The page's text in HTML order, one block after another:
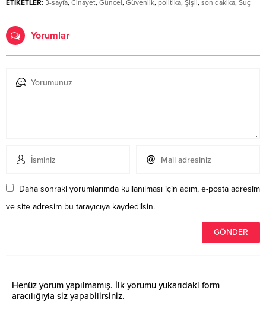
ETİKETLER: 3-sayfa, Cinayet, Güncel, Güvenlik, politika, Şişli, son dakika, Suç
Yorumlar
Daha sonraki yorumlarımda kullanılması için adım, e-posta adresim
ve site adresim bu tarayıcıya kaydedilsin.
Henüz yorum yapılmamış. İlk yorumu yukarıdaki form
aracılığıyla siz yapabilirsiniz.